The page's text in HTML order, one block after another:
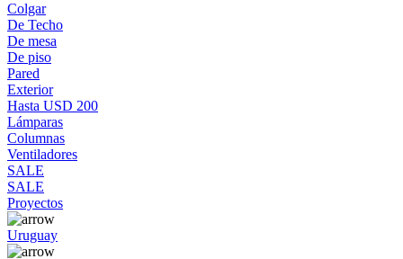
Colgar
De Techo
De mesa
De piso
Pared
Exterior
Hasta USD 200
Lámparas
Columnas
Ventiladores
SALE
SALE
Proyectos
Uruguay